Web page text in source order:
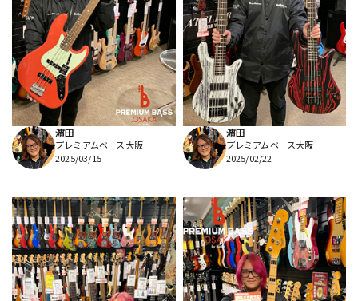
濵田
プレミアムベース大阪
2025/03/15
濵田
プレミアムベース大阪
2025/02/22